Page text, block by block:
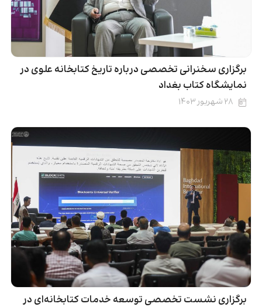
برگزاری سخنرانی تخصصی درباره تاریخ کتابخانه علوی در
نمایشگاه کتاب بغداد
۲۸ شهریور ۱۴۰۳
برگزاری نشست تخصصی توسعه خدمات کتابخانه‌ای در